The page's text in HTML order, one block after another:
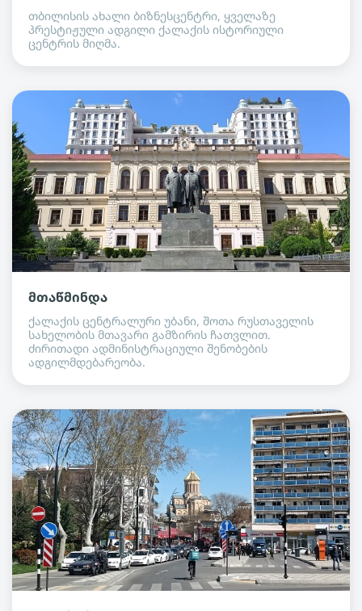
თბილისის ახალი ბიზნესცენტრი, ყველაზე
პრესტიჟული ადგილი ქალაქის ისტორიული
ცენტრის მიღმა.
მთაწმინდა
ქალაქის ცენტრალური უბანი, შოთა რუსთაველის
სახელობის მთავარი გამზირის ჩათვლით.
ძირითადი ადმინისტრაციული შენობების
ადგილმდებარეობა.